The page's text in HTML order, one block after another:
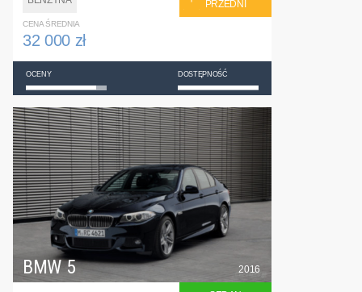
PRZEDNI
CENA ŚREDNIA
32 000 zł
OCENY DOSTĘPNOŚĆ
BMW 5 2016